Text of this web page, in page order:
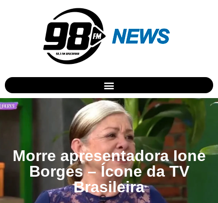
Morre apresentadora Ione
Borges – Ícone da TV
Brasileira